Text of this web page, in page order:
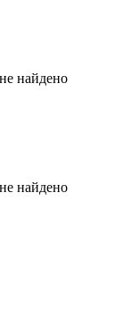
найдено
найдено